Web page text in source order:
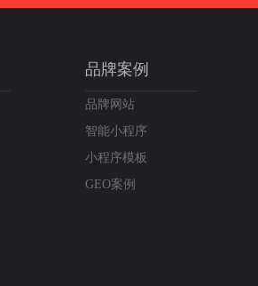
品牌案例
品牌网站
智能小程序
小程序模板
GEO案例